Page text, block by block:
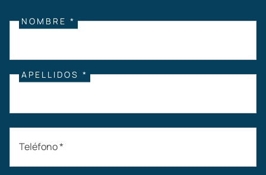
NOMBRE *
APELLIDOS *
Teléfono *